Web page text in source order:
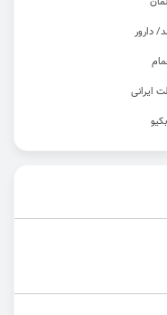
دارور
ایرانی